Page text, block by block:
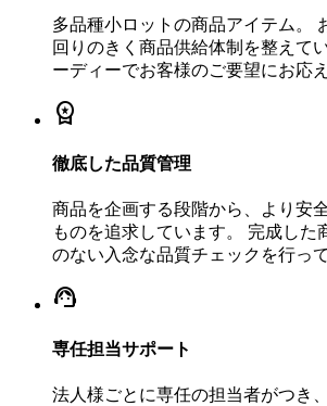
多品種小ロットの商品アイテム。
回りのきく商品供給体制を整えて
ーディーでお客様のご要望にお応
workspace_premium
徹底した品質管理
商品を企画する段階から、より安
ものを追求しています。 完成した
のない入念な品質チェックを行っ
support_agent
専任担当サポート
法人様ごとに専任の担当者がつき